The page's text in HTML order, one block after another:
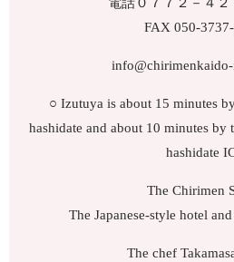
電話０７７２－４２
FAX 050-
○ Izutuya is about 15 minutes
hashidate and about 10 minutes by
hashidate
The Chirimen
The Japanese-style hotel
The chef